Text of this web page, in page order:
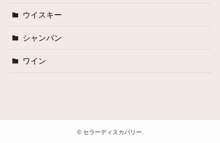
ウイスキー
シャンパン
ワイン
©セラーディスカバリー.